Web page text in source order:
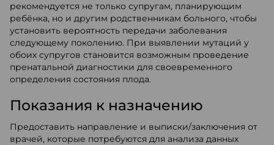
рекомендуется не только супругам, планирующим
ребёнка, но и другим родственникам больного, чтобы
установить вероятность передачи заболевания
следующему поколению. При выявлении мутаций у
обоих супругов становится возможным проведение
пренатальной диагностики для своевременного
определения состояния плода.
Показания к назначению
Предоставить направление и выписки/заключения от
врачей, которые потребуются для анализа данных